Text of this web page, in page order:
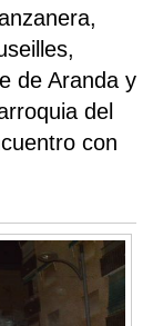
de Aranda y
del
con